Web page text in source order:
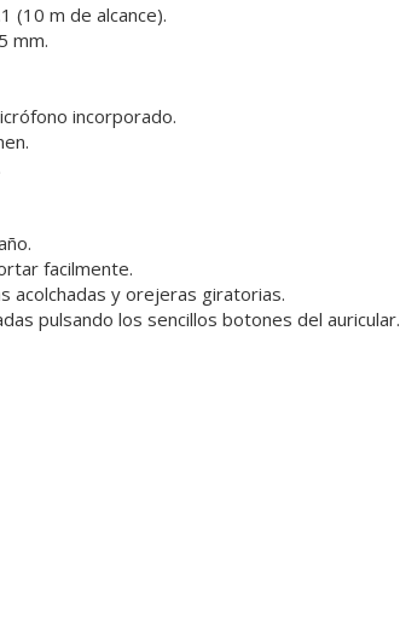
(10 m de alcance).
mm.
incorporado.
facilmente.
acolchadas y orejeras giratorias.
pulsando los sencillos botones del auricular.